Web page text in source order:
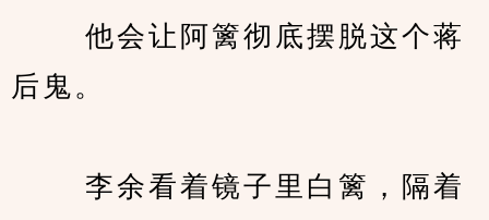
他会让阿篱彻底摆脱这个蒋
后鬼。
李余看着镜子里白篱，隔着